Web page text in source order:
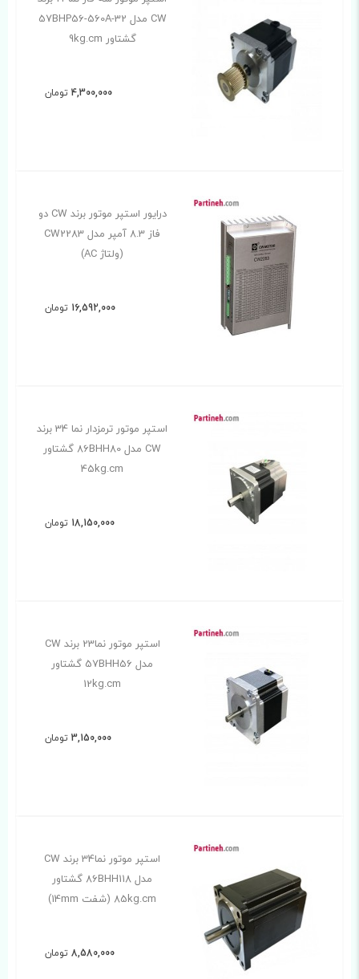
CW مدل 57BHP56-560A-32
گشتاور 9kg.cm
4,300,000 تومان
درایور استپر موتور برند CW دو
فاز 8.3 آمپر مدل CW2283
(ولتاژ AC)
16,592,000 تومان
استپر موتور ترمزدار نما 34 برند
CW مدل 86BHH80 گشتاور
45kg.cm
18,150,000 تومان
استپر موتور نما23 برند CW
مدل 57BHH56 گشتاور
12kg.cm
3,150,000 تومان
استپر موتور نما34 برند CW
مدل 86BHH118 گشتاور
85kg.cm (شفت 14mm)
8,580,000 تومان